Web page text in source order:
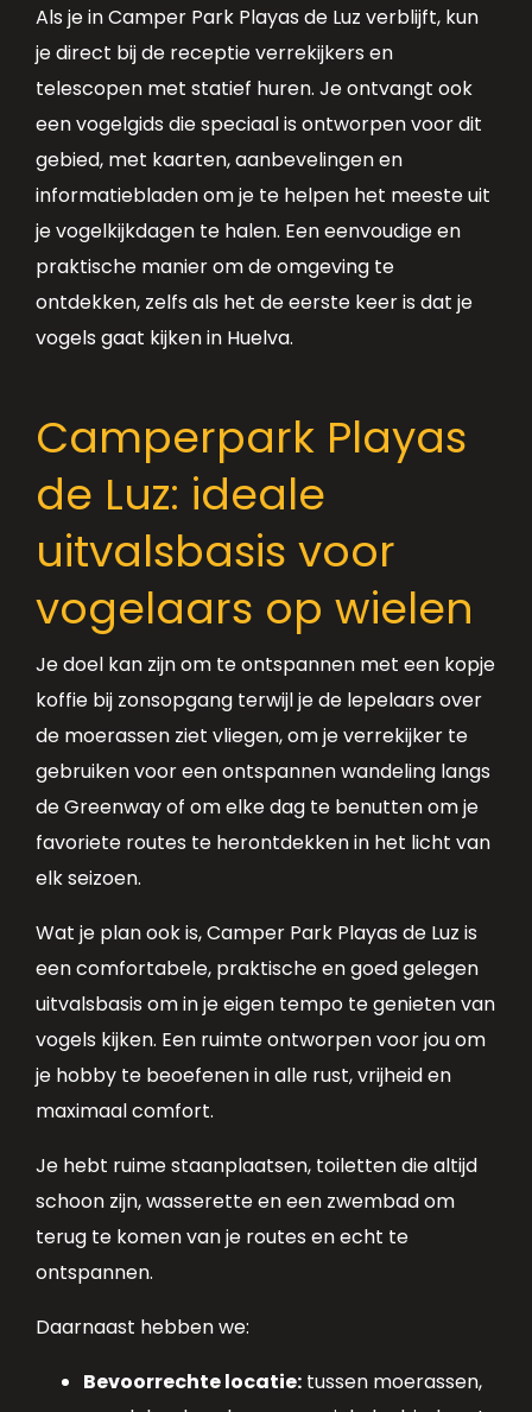
Als je in Camper Park Playas de Luz verblijft, kun
je direct bij de receptie verrekijkers en
telescopen met statief huren. Je ontvangt ook
een vogelgids die speciaal is ontworpen voor dit
gebied, met kaarten, aanbevelingen en
informatiebladen om je te helpen het meeste uit
je vogelkijkdagen te halen. Een eenvoudige en
praktische manier om de omgeving te
ontdekken, zelfs als het de eerste keer is dat je
vogels gaat kijken in Huelva.
Camperpark Playas
de Luz: ideale
uitvalsbasis voor
vogelaars op wielen
Je doel kan zijn om te ontspannen met een kopje
koffie bij zonsopgang terwijl je de lepelaars over
de moerassen ziet vliegen, om je verrekijker te
gebruiken voor een ontspannen wandeling langs
de Greenway of om elke dag te benutten om je
favoriete routes te herontdekken in het licht van
elk seizoen.
Wat je plan ook is, Camper Park Playas de Luz is
een comfortabele, praktische en goed gelegen
uitvalsbasis om in je eigen tempo te genieten van
vogels kijken. Een ruimte ontworpen voor jou om
je hobby te beoefenen in alle rust, vrijheid en
maximaal comfort.
Je hebt ruime staanplaatsen, toiletten die altijd
schoon zijn, wasserette en een zwembad om
terug te komen van je routes en echt te
ontspannen.
Daarnaast hebben we:
Bevoorrechte locatie: tussen moerassen,